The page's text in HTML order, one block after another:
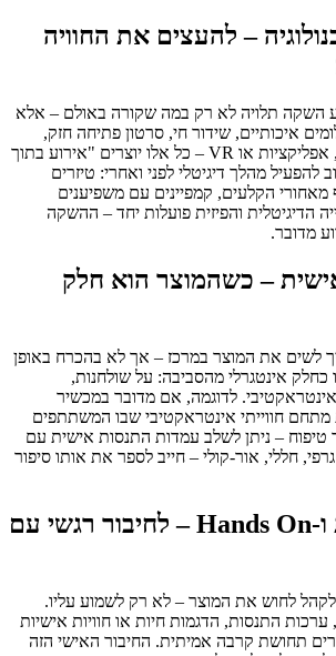
– להעצים את החוויה
השקה תלויה לא רק במה שקורה באולם – אלא
איכותיים, שידור חי, סרטון פתיחה חזק,
שימוש במסכים חכמים, אפליקציות או VR – כל אלו יוצרים "אירוע בתוך
מהלך דיגיטלי לפני ואחרי: טיזרים
הקלעים, קמפיינים עם משפיענים
הדיגיטלית והפיזית פועלות יחד – ההשקה
מדובר.
– כשהמוצר הוא חלק
לשים את המוצר במרכז – אך לא בהכרח באופן
אינטגרלי מהסביבה: על שולחנות,
לדוגמה, אם מדובר במכשיר
מתחם חווייתי אינטראקטיבי שבו המשתתפים
טיפוח – ניתן לשלב עמדות התנסות אישית עם
חללי, אור-קולי – חייב לספר את אותו סיפור
Hands On– לחיבור רגשי עם
לחוש את המוצר – לא רק לשמוע עליו.
התנסות, הדגמות חיות או חוויות אישיות
תחושת קרבה אמיתית. החיבור האישי הזה